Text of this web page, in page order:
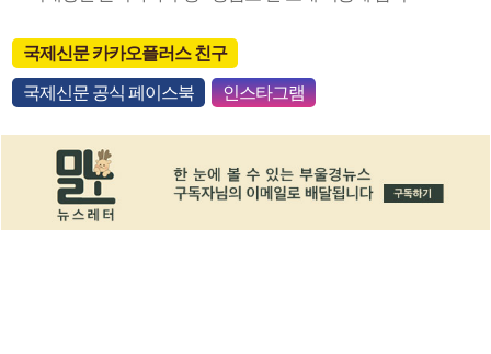
국제신문 카카오플러스 친구
국제신문 공식 페이스북 인스타그램